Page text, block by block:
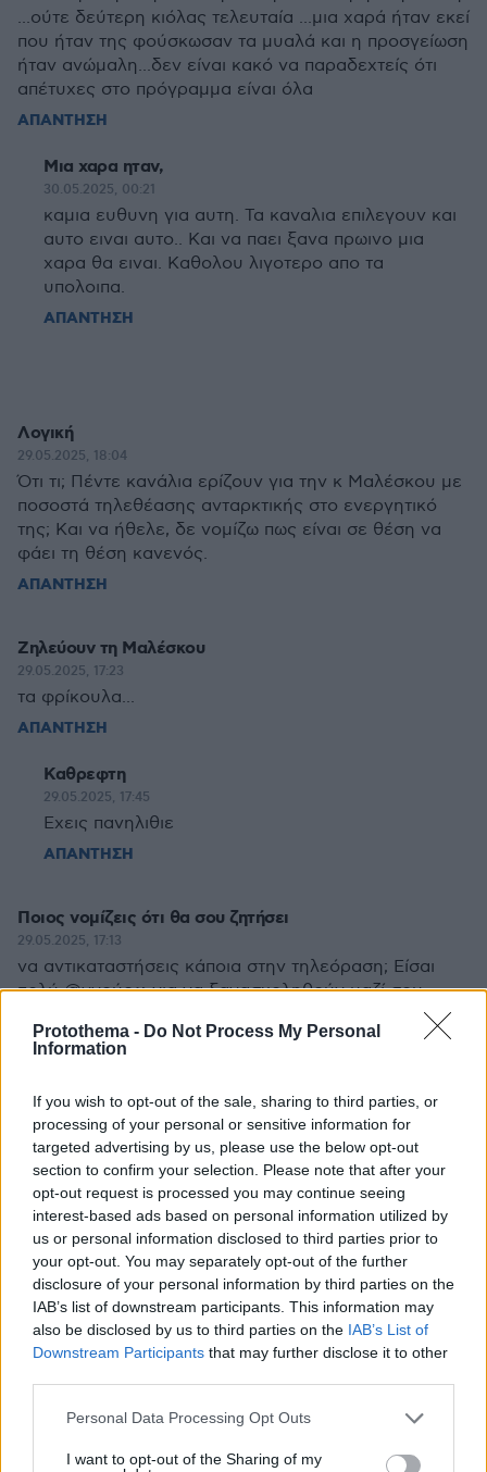
Protothema - Do Not Process My Personal
Information
If you wish to opt-out of the sale, sharing to third parties, or
processing of your personal or sensitive information for
targeted advertising by us, please use the below opt-out
section to confirm your selection. Please note that after your
opt-out request is processed you may continue seeing
interest-based ads based on personal information utilized by
us or personal information disclosed to third parties prior to
your opt-out. You may separately opt-out of the further
disclosure of your personal information by third parties on the
IAB’s list of downstream participants. This information may
also be disclosed by us to third parties on the IAB’s List of
Downstream Participants that may further disclose it to other
Please note that this website/app uses one or more Google
not limited to your visit or usage behaviour. You may click to
Personal Data Processing Opt Outs
I want to opt-out of the Sharing of my
...ούτε δεύτερη κιόλας τελευταία ...μια χαρά ήταν εκεί
που ήταν της φούσκωσαν τα μυαλά και η προσγείωση
ήταν ανώμαλη...δεν είναι κακό να παραδεχτείς ότι
απέτυχες στο πρόγραμμα είναι όλα
ΑΠΑΝΤΗΣΗ
Μια χαρα ηταν,
30.05.2025, 00:21
καμια ευθυνη για αυτη. Τα καναλια επιλεγουν και
αυτο ειναι αυτο.. Και να παει ξανα πρωινο μια
χαρα θα ειναι. Καθολου λιγοτερο απο τα
υπολοιπα.
ΑΠΑΝΤΗΣΗ
Λογική
29.05.2025, 18:04
Ότι τι; Πέντε κανάλια ερίζουν για την κ Μαλέσκου με
ποσοστά τηλεθέασης ανταρκτικής στο ενεργητικό
της; Και να ήθελε, δε νομίζω πως είναι σε θέση να
φάει τη θέση κανενός.
ΑΠΑΝΤΗΣΗ
Ζηλεύουν τη Μαλέσκου
29.05.2025, 17:23
τα φρίκουλα...
ΑΠΑΝΤΗΣΗ
Καθρεφτη
29.05.2025, 17:45
Εχεις πανηλιθιε
ΑΠΑΝΤΗΣΗ
Ποιος νομίζεις ότι θα σου ζητήσει
29.05.2025, 17:13
να αντικαταστήσεις κάποια στην τηλεόραση; Είσαι
πολύ @γγούρω για να ξανασχοληθούν μαζί σου.
ΑΠΑΝΤΗΣΗ
29.05.2025, 17:09
Θεάρα...
ΑΠΑΝΤΗΣΗ
Σφάζονται τα κανάλια
29.05.2025, 17:06
Ποια θέση να φας, βρε κακομοίρα; Τυχερή θα είσαι
αν βρεις να χωθείς σε κανένα πάνελ. Αφού όπου κι
ΑΠΑΝΤΗΣΗ